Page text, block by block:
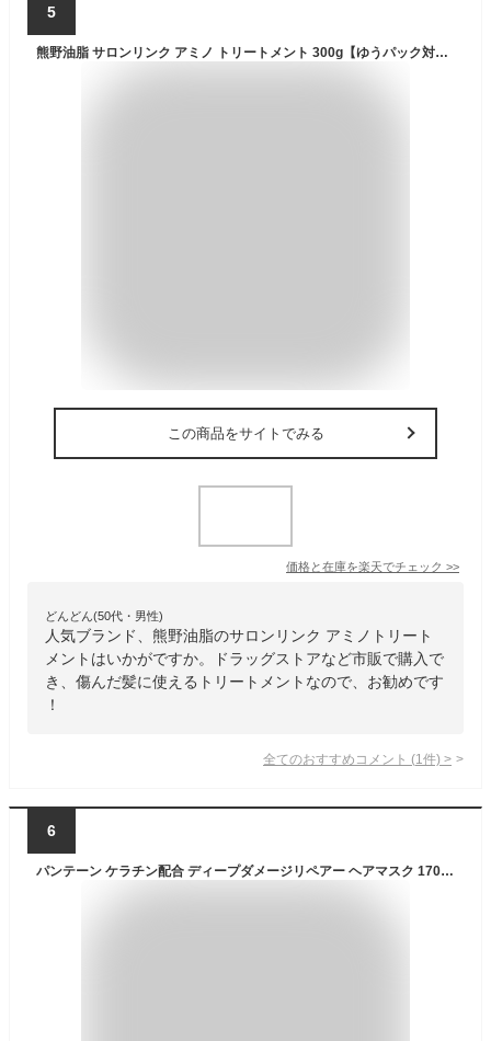
5
熊野油脂 サロンリンク アミノ トリートメント 300g【ゆうパック対応】【ドラッグストア】
この商品をサイトでみる
価格と在庫を楽天でチェック >>
どんどん(50代・男性)
人気ブランド、熊野油脂のサロンリンク アミノトリート
メントはいかがですか。ドラッグストアなど市販で購入で
き、傷んだ髪に使えるトリートメントなので、お勧めです
！
全てのおすすめコメント (1 件) >
6
パンテーン ケラチン配合 ディープダメージリペアー ヘアマスク 170g トリートメント